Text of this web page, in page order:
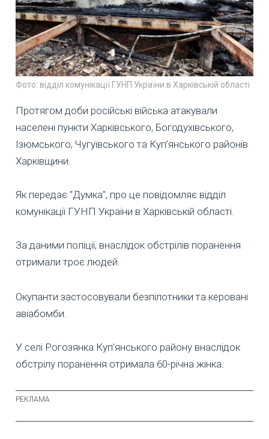
Фото: відділ комунікації ГУНП України в Харківській області
Протягом доби російські війська атакували
населені пункти Харківського, Богодухівського,
Ізюмського, Чугуївського та Куп’янського районів
Харківщини.
Як передає "Думка", про це повідомляє відділ
комунікації ГУНП України в Харківській області.
За даними поліції, внаслідок обстрілів поранення
отримали троє людей.
Окупанти застосовували безпілотники та керовані
авіабомби.
У селі Рогозянка Куп’янського району внаслідок
обстрілу поранення отримала 60-річна жінка.